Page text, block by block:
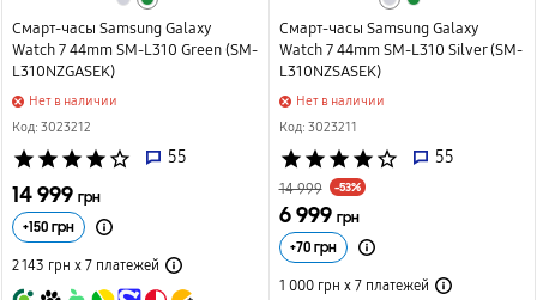
Смарт-часы Samsung Galaxy
Watch 7 44mm SM-L310 Green (SM-
L310NZGASEK)
Нет в наличии
Код: 3023212
star star star star star_border 55
14 999 грн
+150 грн
2 143 грн х 7 платежей
Смарт-часы Samsung Galaxy
Watch 7 44mm SM-L310 Silver (SM-
L310NZSASEK)
Нет в наличии
Код: 3023211
star star star star star_border 55
14 999 -53%
6 999 грн
+70грн
1 000 грн х 7платежей